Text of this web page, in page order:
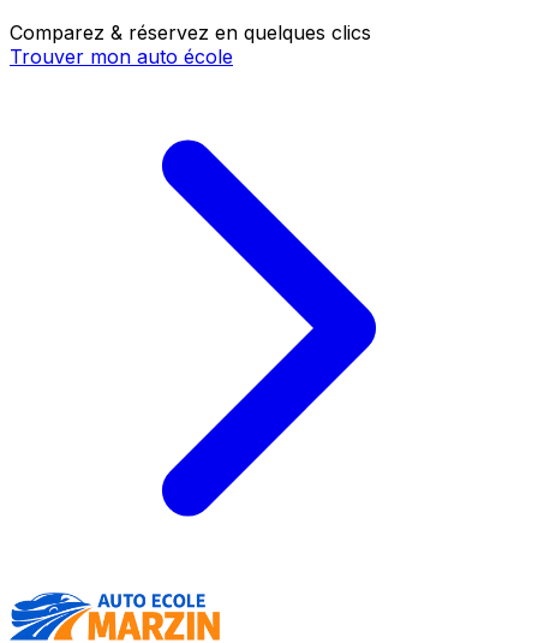
Comparez & réservez en quelques clics
Trouver mon auto école